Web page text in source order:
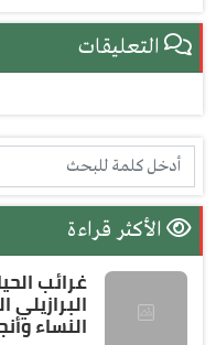
التعليقات
الأكثر قراءة
غرائب
النساء